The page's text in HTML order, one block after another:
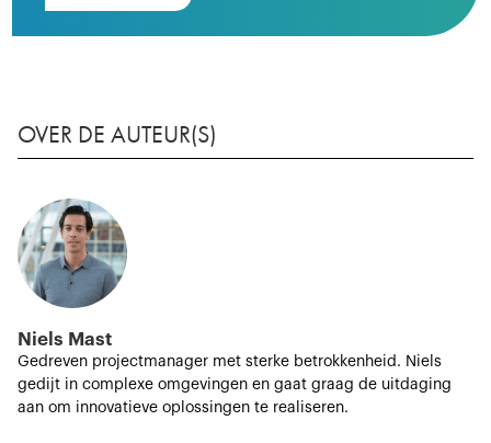
OVER DE AUTEUR(S)
Niels Mast
Gedreven projectmanager met sterke betrokkenheid. Niels
gedijt in complexe omgevingen en gaat graag de uitdaging
aan om innovatieve oplossingen te realiseren.